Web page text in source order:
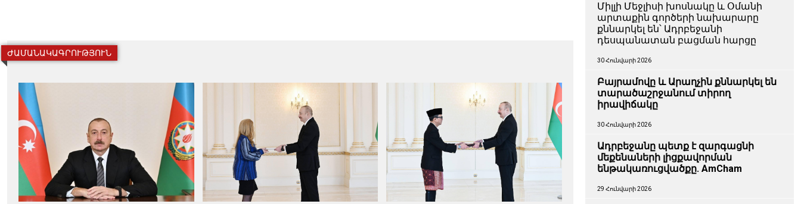
ԺԱՄԱՆԱԿԱԳՐՈՒԹՅՈՒՆ
Միլլի Մեջլիսի խոսնակը և Օմանի
արտաքին գործերի նախարարը
քննարկել են՝ Ադրբեջանի
դեսպանատան բացման հարցը
30 Հունվարի 2026
Բայրամովը և Արաղչին քննարկել են
տարածաշրջանում տիրող
իրավիճակը
30 Հունվարի 2026
Ադրբեջանը պետք է զարգացնի
մեքենաների լիցքավորման
ենթակառուցվածքը. AmCham
29 Հունվարի 2026